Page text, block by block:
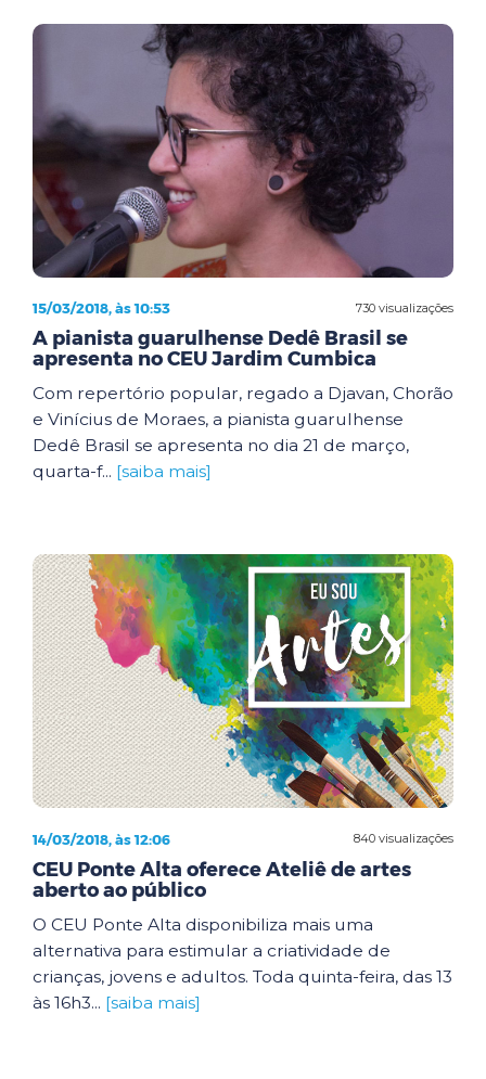
730 visualizações
15/03/2018, às 10:53
A pianista guarulhense Dedê Brasil se
apresenta no CEU Jardim Cumbica
Com repertório popular, regado a Djavan, Chorão
e Vinícius de Moraes, a pianista guarulhense
Dedê Brasil se apresenta no dia 21 de março,
quarta-f... [saiba mais]
840 visualizações
14/03/2018, às 12:06
CEU Ponte Alta oferece Ateliê de artes
aberto ao público
O CEU Ponte Alta disponibiliza mais uma
alternativa para estimular a criatividade de
crianças, jovens e adultos. Toda quinta-feira, das 13
às 16h3... [saiba mais]